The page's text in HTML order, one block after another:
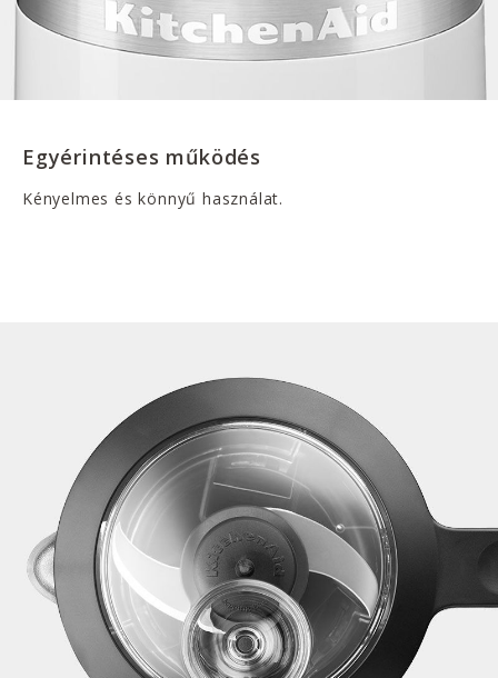
Egyérintéses működés
Kényelmes és könnyű használat.